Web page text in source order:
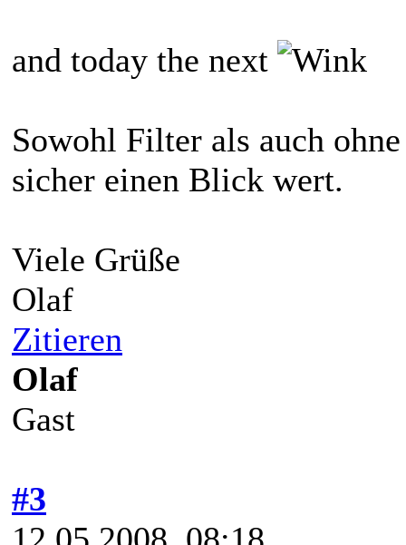
and today the next
Sowohl Filter als auch
sicher einen Blick wert.
Viele Grüße
Olaf
Zitieren
Olaf
Gast
#3